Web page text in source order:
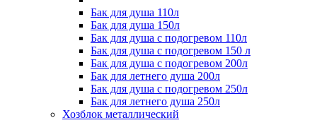
Бак для душа 110л
Бак для душа 150л
Бак для душа с подогревом 110л
Бак для душа с подогревом 150 л
Бак для душа с подогревом 200л
Бак для летнего душа 200л
Бак для душа с подогревом 250л
Бак для летнего душа 250л
Хозблок металлический